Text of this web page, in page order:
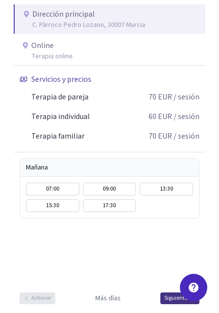
aquellas decisiones en tu vida que te puedan llevar a estar
mejor con lo que piensas y con lo que haces.
Dirección principal
C. Párroco Pedro Lozano, 30007 Murcia
Online
Terapia online
Servicios y precios
Terapia de pareja
70 EUR / sesión
Terapia individual
60 EUR / sesión
Terapia familiar
70 EUR / sesión
Mañana
07:00 09:00
13:30
15:30
17:30
Anterior Más días Siguiente